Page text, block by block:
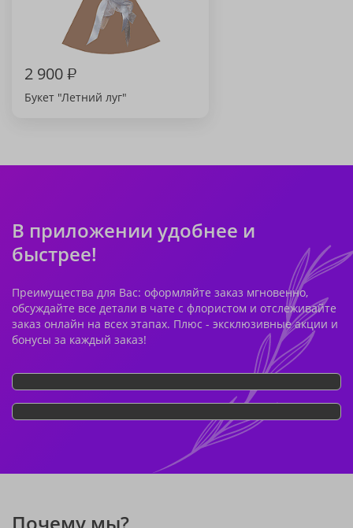
2 900₽
Букет "Летний луг"
В приложении удобнее и
быстрее!
Преимущества для Вас: оформляйте заказ мгновенно,
обсуждайте все детали в чате с флористом и отслеживайте
заказ онлайн на всех этапах. Плюс - эксклюзивные акции и
бонусы за каждый заказ!